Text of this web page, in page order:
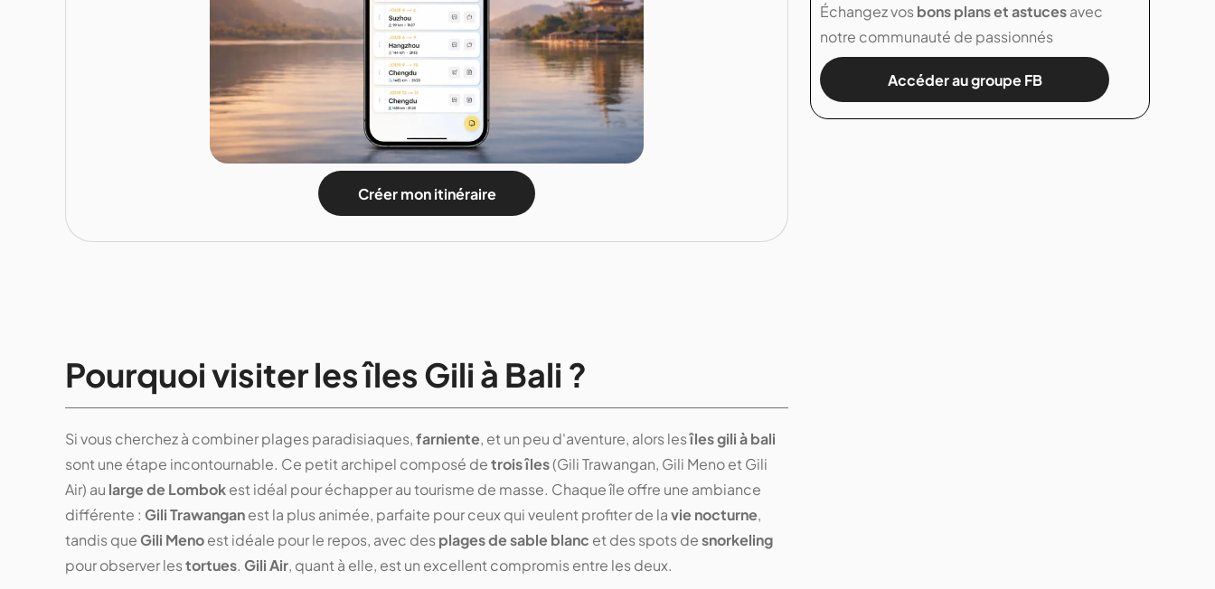
Créer mon itinéraire
Pourquoi visiter les îles Gili à Bali ?
Si vous cherchez à combiner plages paradisiaques,farniente, et un peu d'aventure, alors lesîles gili à bali
sont une étape incontournable. Ce petit archipel composé detrois îles(Gili Trawangan, Gili Meno et Gili
Air) au large de Lombokest idéal pour échapper au tourisme de masse. Chaque île offre une ambiance
différente : Gili Trawanganest la plus animée, parfaite pour ceux qui veulent profiter de lavie nocturne,
tandis que Gili Menoest idéale pour le repos, avec desplages de sable blanc et des spots desnorkeling
pour observer lestortues. Gili Air, quant à elle, est un excellent compromis entre les deux.
Échangez vosbons plans et astucesavec
notre communauté de passionnés
Accéder au groupe FB